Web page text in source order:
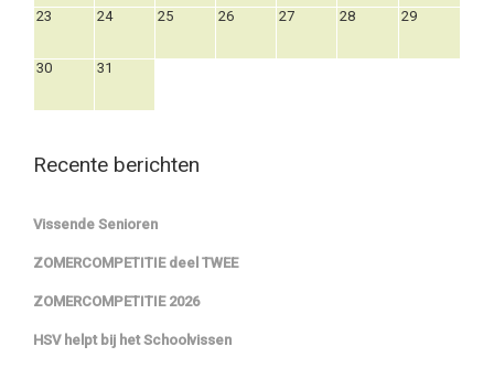
23 24 25 26 27 28 29
30 31
Recente berichten
Vissende Senioren
ZOMERCOMPETITIE deel TWEE
ZOMERCOMPETITIE 2026
HSV helpt bij het Schoolvissen